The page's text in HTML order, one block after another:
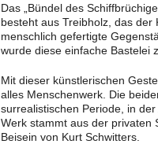
Das „Bündel des
besteht aus Treibholz, das der
menschlich gefertigte
wurde diese einfache Bastelei
Mit dieser künstlerischen
alles Menschenwerk. Die
surrealistischen Periode, in
Werk stammt aus der privaten
Beisein von Kurt Schwitters.